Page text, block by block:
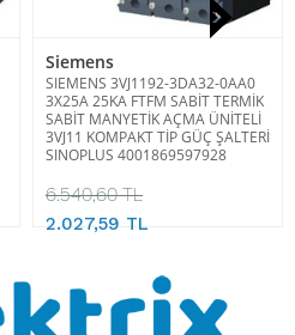
Siemens
SIEMENS 3VJ1192-3DA32-0AA0
3X25A 25KA FTFM SABİT TERMİK
SABİT MANYETİK AÇMA ÜNİTELİ
3VJ11 KOMPAKT TİP GÜÇ ŞALTERİ
SINOPLUS 4001869597928
6.540,60 TL
2.027,59 TL